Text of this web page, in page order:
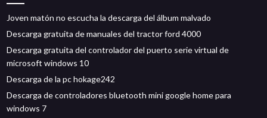
Joven matón no escucha la descarga del álbum malvado
Descarga gratuita de manuales del tractor ford 4000
Descarga gratuita del controlador del puerto serie virtual de
microsoft windows 10
Descarga de la pc hokage242
Descarga de controladores bluetooth mini google home para
windows 7